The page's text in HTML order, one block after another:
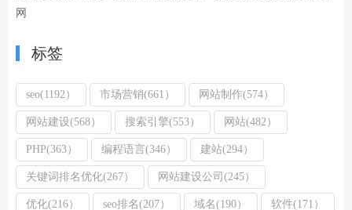
网
标签
seo(1192） 市场营销(661） 网站制作(574）
网站建设(568） 搜索引擎(553） 网站(482）
PHP(363） 编程语言(346） 建站(294）
关键词排名优化(267） 网站建设公司(245）
优化(216） seo排名(207） 域名(190） 软件(171）